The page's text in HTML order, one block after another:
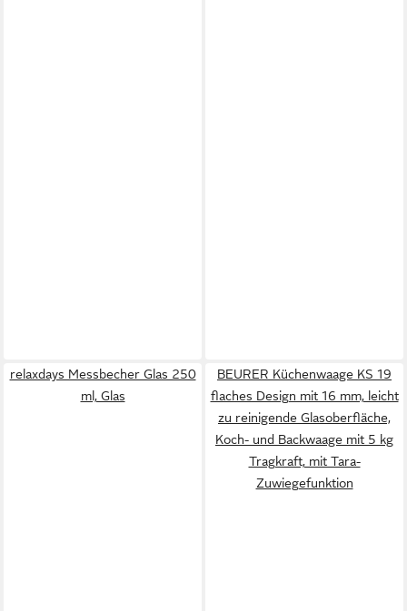
relaxdays Messbecher Glas 250
ml, Glas
BEURER Küchenwaage KS 19
flaches Design mit 16 mm, leicht
zu reinigende Glasoberfläche,
Koch- und Backwaage mit 5 kg
Tragkraft, mit Tara-
Zuwiegefunktion